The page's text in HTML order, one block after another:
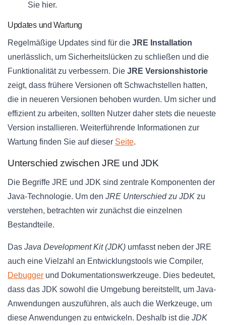
Sie hier.
Updates und Wartung
Regelmäßige Updates sind für die JRE Installation
unerlässlich, um Sicherheitslücken zu schließen und die
Funktionalität zu verbessern. Die JRE Versionshistorie
zeigt, dass frühere Versionen oft Schwachstellen hatten,
die in neueren Versionen behoben wurden. Um sicher und
effizient zu arbeiten, sollten Nutzer daher stets die neueste
Version installieren. Weiterführende Informationen zur
Wartung finden Sie auf dieser Seite.
Unterschied zwischen JRE und JDK
Die Begriffe JRE und JDK sind zentrale Komponenten der
Java-Technologie. Um den JRE Unterschied zu JDK zu
verstehen, betrachten wir zunächst die einzelnen
Bestandteile.
Das Java Development Kit (JDK) umfasst neben der JRE
auch eine Vielzahl an Entwicklungstools wie Compiler,
Debugger und Dokumentationswerkzeuge. Dies bedeutet,
dass das JDK sowohl die Umgebung bereitstellt, um Java-
Anwendungen auszuführen, als auch die Werkzeuge, um
diese Anwendungen zu entwickeln. Deshalb ist die JDK